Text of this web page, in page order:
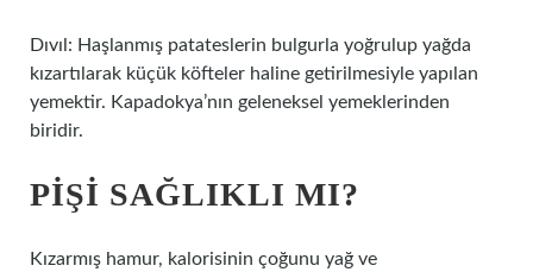
Dıvıl: Haşlanmış patateslerin bulgurla yoğrulup yağda
kızartılarak küçük köfteler haline getirilmesiyle yapılan
yemektir. Kapadokya’nın geleneksel yemeklerinden
biridir.
PIŞI SAĞLIKLI MI?
Kızarmış hamur, kalorisinin çoğunu yağ ve